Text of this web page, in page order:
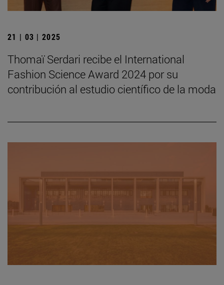
21 | 03 | 2025
Thomaï Serdari recibe el International
Fashion Science Award 2024 por su
contribución al estudio científico de la moda